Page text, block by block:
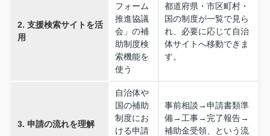
2. 支援検索サイトを活
用
フォーム
推進協議
会」の補
助制度検
索機能を
使う
都道府県・市区町村・
国の制度が一覧で見ら
れ、必要に応じて自治
体サイトへ移動できま
す。
3. 申請の流れを理解
自治体や
国の補助
制度にお
ける申請
事前相談→申請書類準
備→工事→完了報告→
補助金受領、という流